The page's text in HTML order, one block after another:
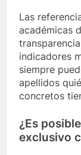
Las
académicas
indicadores
siempre
apellidos
concretos
¿Es
exclusivo